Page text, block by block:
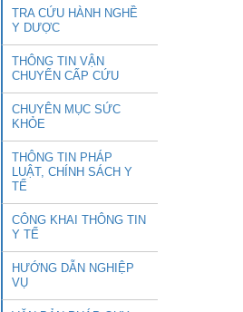
TRA CỨU HÀNH NGHỀ
Y DƯỢC
THÔNG TIN VẬN
CHUYỂN CẤP CỨU
CHUYÊN MỤC SỨC
KHỎE
THÔNG TIN PHÁP
LUẬT, CHÍNH SÁCH Y
TẾ
CÔNG KHAI THÔNG TIN
Y TẾ
HƯỚNG DẪN NGHIỆP
VỤ